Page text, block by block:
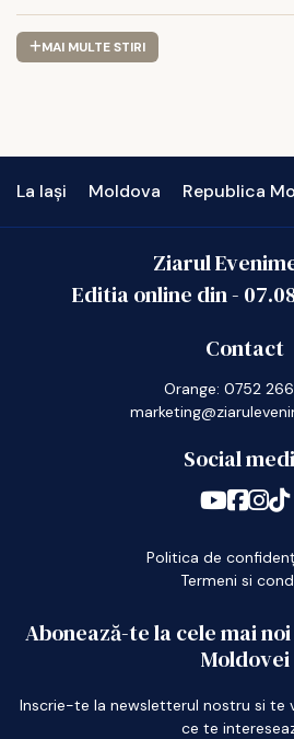
MAI MULTE STIRI
La Iași Moldova Republica
Ziarul
Editia online din -
Contact
Orange: 0752
Social
Politica de
Termeni si
Abonează-te la cele mai
Moldovei
Inscrie-te la newsletterul nostru si te
ce te